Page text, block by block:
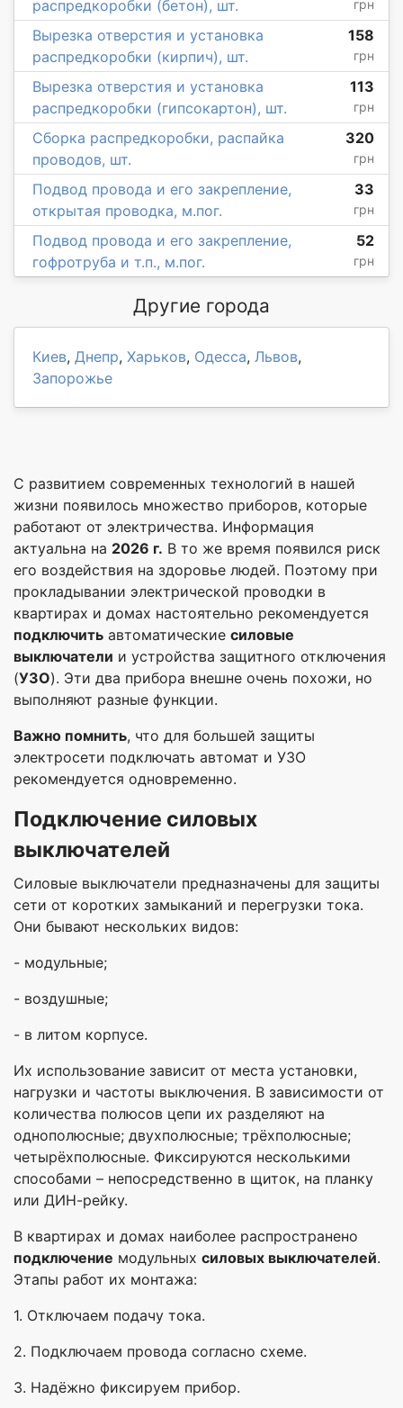
распредкоробки (бетон), шт. грн
Вырезка отверстия и установка
распредкоробки (кирпич), шт.
158
грн
Вырезка отверстия и установка
распредкоробки (гипсокартон), шт.
113
грн
Сборка распредкоробки, распайка
проводов, шт.
320
грн
Подвод провода и его закрепление,
открытая проводка, м.пог.
33
грн
Подвод провода и его закрепление,
гофротруба и т.п., м.пог.
52
грн
Другие города
Киев, Днепр, Харьков, Одесса, Львов,
Запорожье
С развитием современных технологий в нашей
жизни появилось множество приборов, которые
работают от электричества. Информация
актуальна на 2026 г. В то же время появился риск
его воздействия на здоровье людей. Поэтому при
прокладывании электрической проводки в
квартирах и домах настоятельно рекомендуется
подключить автоматические силовые
выключатели и устройства защитного отключения
(УЗО). Эти два прибора внешне очень похожи, но
выполняют разные функции.
Важно помнить, что для большей защиты
электросети подключать автомат и УЗО
рекомендуется одновременно.
Подключение силовых
выключателей
Силовые выключатели предназначены для защиты
сети от коротких замыканий и перегрузки тока.
Они бывают нескольких видов:
- модульные;
- воздушные;
- в литом корпусе.
Их использование зависит от места установки,
нагрузки и частоты выключения. В зависимости от
количества полюсов цепи их разделяют на
однополюсные; двухполюсные; трёхполюсные;
четырёхполюсные. Фиксируются несколькими
способами – непосредственно в щиток, на планку
или ДИН-рейку.
В квартирах и домах наиболее распространено
подключение модульных силовых выключателей.
Этапы работ их монтажа:
1. Отключаем подачу тока.
2. Подключаем провода согласно схеме.
3. Надёжно фиксируем прибор.